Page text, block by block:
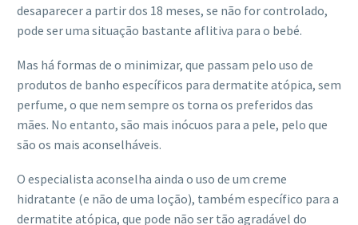
desaparecer a partir dos 18 meses, se não for controlado,
pode ser uma situação bastante aflitiva para o bebé.
Mas há formas de o minimizar, que passam pelo uso de
produtos de banho específicos para dermatite atópica, sem
perfume, o que nem sempre os torna os preferidos das
mães. No entanto, são mais inócuos para a pele, pelo que
são os mais aconselháveis.
O especialista aconselha ainda o uso de um creme
hidratante (e não de uma loção), também específico para a
dermatite atópica, que pode não ser tão agradável do